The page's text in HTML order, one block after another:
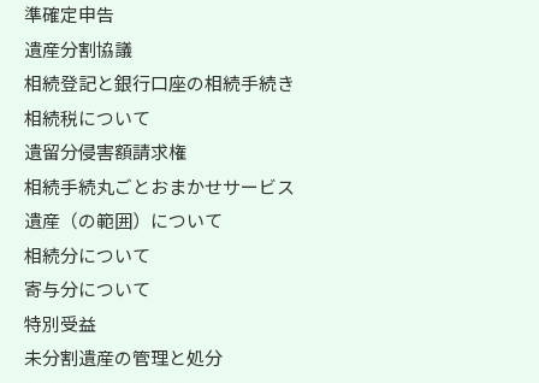
準確定申告
遺産分割協議
相続登記と銀行口座の相続手続き
相続税について
遺留分侵害額請求権
相続手続丸ごとおまかせサービス
遺産（の範囲）について
相続分について
寄与分について
特別受益
未分割遺産の管理と処分